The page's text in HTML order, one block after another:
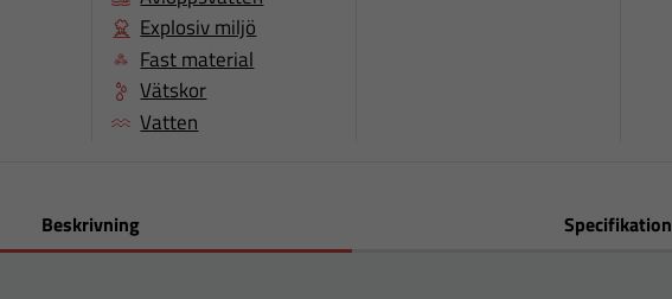
Explosiv miljö
Fast material
Vätskor
Vatten
Beskrivning Specifikation